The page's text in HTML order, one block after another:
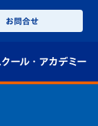
お問合せ
クール・ アカデミー